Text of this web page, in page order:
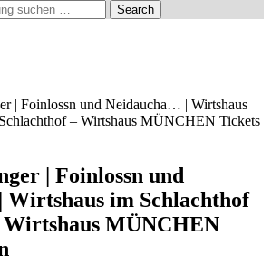
Search
| Foinlossn und Neidaucha… | Wirtshaus
– Wirtshaus MÜNCHEN Tickets
| Foinlossn und
im Schlachthof
Wirtshaus MÜNCHEN